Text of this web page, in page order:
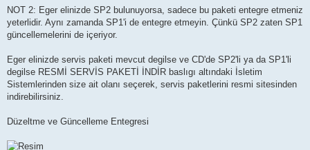
NOT 2: Eger elinizde SP2 bulunuyorsa, sadece bu paketi entegre etmeniz
yeterlidir. Aynı zamanda SP1'i de entegre etmeyin. Çünkü SP2 zaten SP1
güncellemelerini de içeriyor.
Eger elinizde servis paketi mevcut degilse ve CD'de SP2'li ya da SP1'li
degilse RESMİ SERVİS PAKETİ İNDİR baslıgı altındaki İsletim
Sistemlerinden size ait olanı seçerek, servis paketlerini resmi sitesinden
indirebilirsiniz.
Düzeltme ve Güncelleme Entegresi